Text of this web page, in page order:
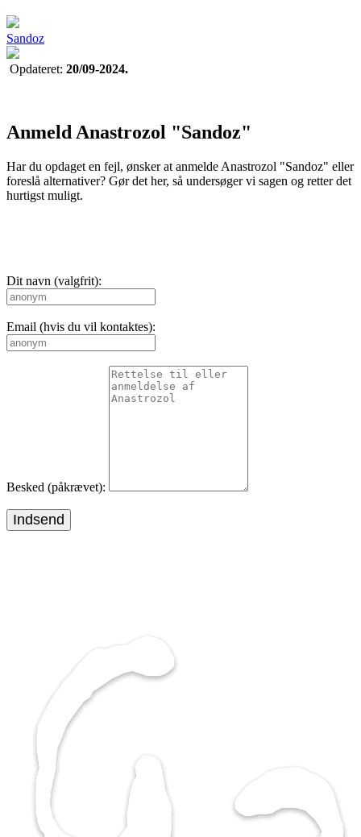
Sandoz
Opdateret: 20/09-2024.
Anmeld Anastrozol "Sandoz"
Har du opdaget en fejl, ønsker at anmelde Anastrozol "Sandoz" eller
foreslå alternativer? Gør det her, så undersøger vi sagen og retter det
hurtigst muligt.
Dit navn (valgfrit):
Email (hvis du vil kontaktes):
Besked (påkrævet):
Indsend